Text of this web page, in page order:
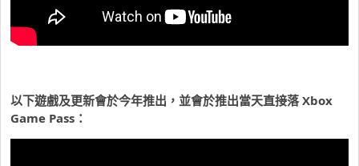
以下遊戲及更新會於今年推出，並會於推出當天直接落 Xbox
Game Pass：